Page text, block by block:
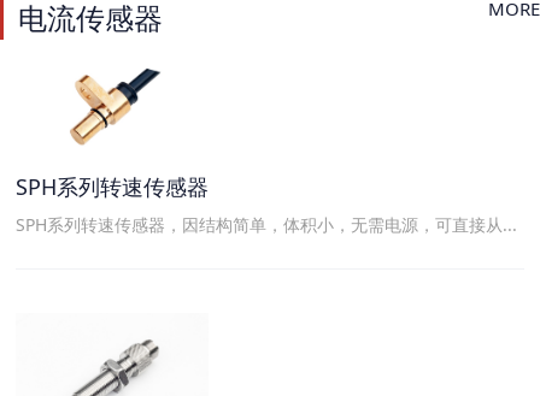
电流传感器 MORE
SPH系列转速传感器
SPH系列转速传感器，因结构简单，体积小，无需电源，可直接从...